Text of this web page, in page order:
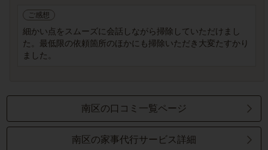
ご感想
細かい点をスムーズに会話しながら掃除していただけまし
た。最低限の依頼箇所のほかにも掃除いただき大変たすかり
ました。
南区の口コミ一覧ページ
南区の家事代行サービス詳細